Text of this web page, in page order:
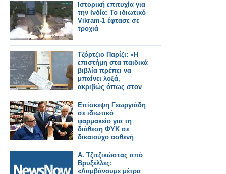
Ιστορική επιτυχία για
την Ινδία: Το ιδιωτικό
Vikram-1 έφτασε σε
τροχιά
Τζόρτζιο Παρίζι: «Η
επιστήμη στα παιδικά
βιβλία πρέπει να
μπαίνει λοξά,
ακριβώς όπως στον
κόσμο των παιδιών»
Επίσκεψη Γεωργιάδη
σε ιδιωτικό
φαρμακείο για τη
διάθεση ΦΥΚ σε
δικαιούχο ασθενή
Α. Τζιτζικώστας από
Βρυξέλλες:
«Λαμβάνουμε μέτρα